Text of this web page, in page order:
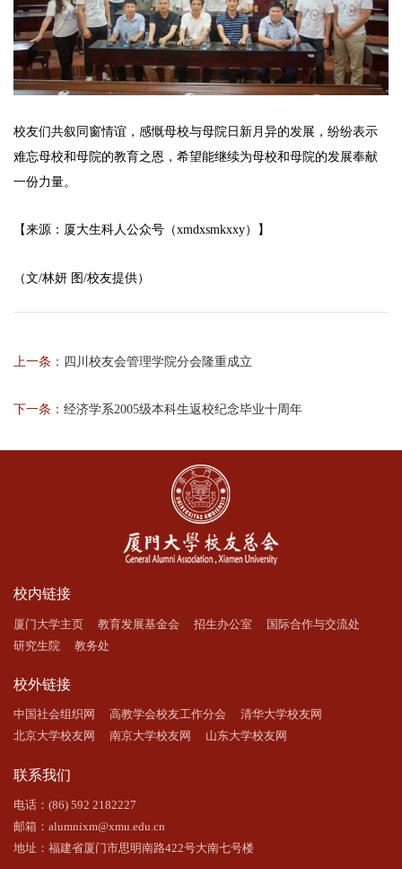
校友们共叙同窗情谊，感慨母校与母院日新月异的发展，纷纷表示
难忘母校和母院的教育之恩，希望能继续为母校和母院的发展奉献
一份力量。
【来源：厦大生科人公众号（xmdxsmkxxy）】
（文/林妍 图/校友提供）
上一条： 四川校友会管理学院分会隆重成立
下一条： 经济学系2005级本科生返校纪念毕业十周年
校内链接
厦门大学主页 教育发展基金会 招生办公室
国际合作与交流处
研究生院
教务处
校外链接
中国社会组织网 高教学会校友工作分会
清华大学校友网
北京大学校友网
南京大学校友网 山东大学校友网
联系我们
电话：(86) 592 2182227
邮箱：alumnixm@xmu.edu.cn
地址：福建省厦门市思明南路422号大南七号楼